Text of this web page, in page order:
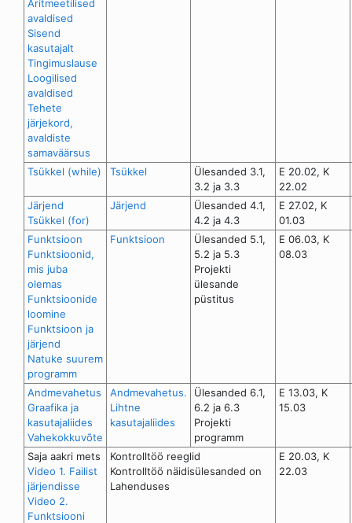
Aritmeetilised
avaldised
Sisend
kasutajalt
Tingimuslause
Loogilised
avaldised
Tehete
järjekord,
avaldiste
samaväärsus
Tsükkel (while) Tsükkel
Ülesanded 3.1,
3.2 ja 3.3
E 20.02, K
22.02
Järjend
Tsükkel (for)
Järjend
Ülesanded 4.1,
4.2 ja 4.3
E 27.02, K
01.03
Funktsioon
Funktsioonid,
mis juba
olemas
Funktsioonide
loomine
Funktsioon ja
järjend
Natuke suurem
programm
Funktsioon
Ülesanded 5.1,
5.2 ja 5.3
Projekti
ülesande
püstitus
E 06.03, K
08.03
Andmevahetus
Graafika ja
kasutajaliides
Vahekokkuvõte
Andmevahetus.
Lihtne
kasutajaliides
Ülesanded 6.1,
6.2 ja 6.3
Projekti
programm
E 13.03, K
15.03
Saja aakri mets
Video 1. Failist
järjendisse
Video 2.
Funktsiooni
Kontrolltöö reeglid
Kontrolltöö näidisülesanded on
Lahenduses
E 20.03, K
22.03